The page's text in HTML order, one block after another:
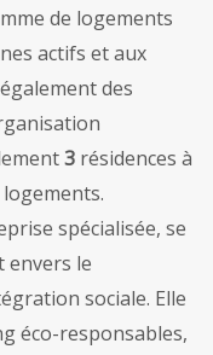
de logements
actifs et aux
des
3 résidences à
logements.
spécialisée, se
envers le
sociale. Elle
éco-responsables,